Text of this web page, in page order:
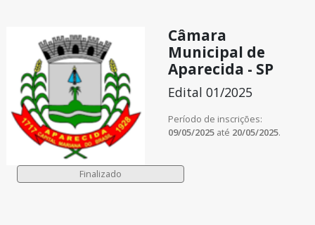
Câmara
Municipal de
Aparecida - SP
Edital 01/2025
Período de inscrições:
09/05/2025 até 20/05/2025.